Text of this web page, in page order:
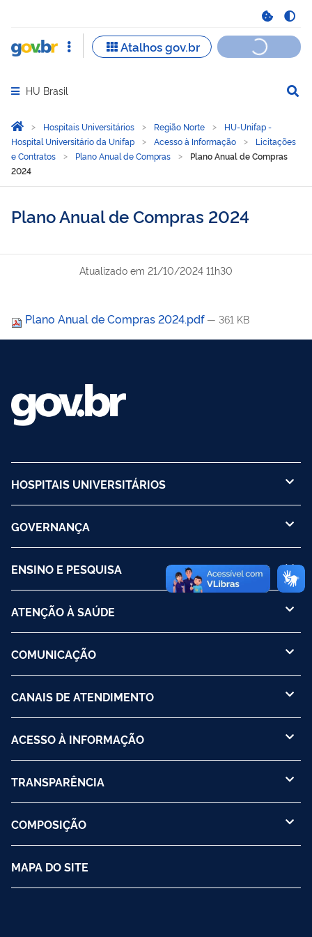
Abrir menu principal de navegação
HU Brasil
Você está aqui:
Página Inicial
Hospitais Universitários Região Norte
HU-Unifap -
Hospital Universitário da Unifap
Acesso à Informação
Licitações
e Contratos
Plano Anual de Compras
Plano Anual de Compras
2024
Plano Anual de Compras 2024
Atualizado em 21/10/2024 11h30
Plano Anual de Compras 2024.pdf — 361 KB
HOSPITAIS UNIVERSITÁRIOS
GOVERNANÇA
ENSINO E PESQUISA
ATENÇÃO À SAÚDE
COMUNICAÇÃO
CANAIS DE ATENDIMENTO
ACESSO À INFORMAÇÃO
TRANSPARÊNCIA
COMPOSIÇÃO
MAPA DO SITE